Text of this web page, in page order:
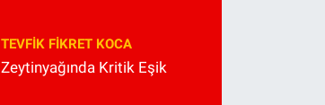
TEVFIK FIKRET KOCA
Zeytinyağında Kritik Eşik